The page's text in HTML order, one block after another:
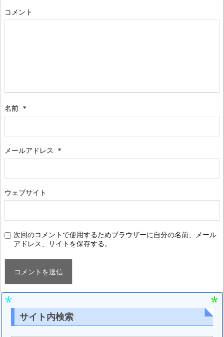
コメント
名前 *
メールアドレス *
ウェブサイト
次回のコメントで使用するためブラウザーに自分の名前、メール
アドレス、サイトを保存する。
サイト内検索